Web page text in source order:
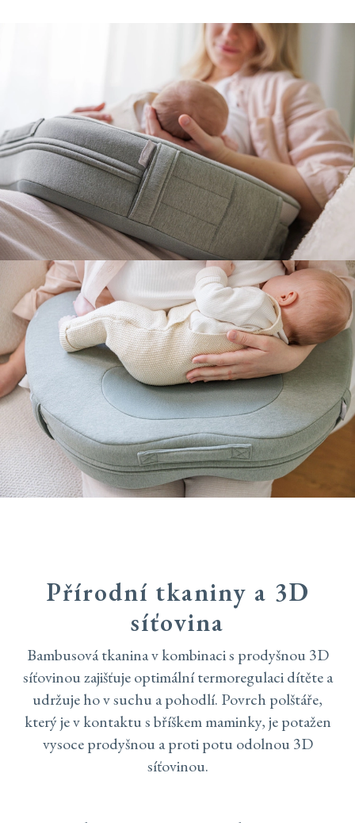
Přírodní tkaniny a 3D
síťovina
Bambusová tkanina v kombinaci s prodyšnou 3D
síťovinou zajišťuje optimální termoregulaci dítěte a
udržuje ho v suchu a pohodlí. Povrch polštáře,
který je v kontaktu s bříškem maminky, je potažen
vysoce prodyšnou a proti potu odolnou 3D
síťovinou.